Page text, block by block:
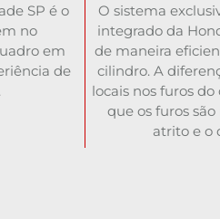
SP é o
no
em
de
O sistema
integrado da
de maneira
cilindro. A
locais nos furos
que os furos
atrito e o